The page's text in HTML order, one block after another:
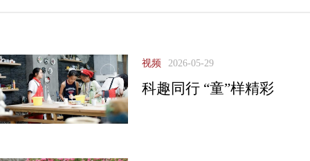
视频 2026-05-29
科趣同行 “童”样精彩